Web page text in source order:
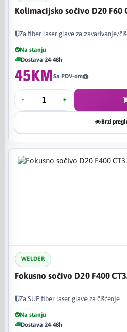
Kolimacijsko sočivo D20 F60
Za fiber laser glave za zavarivanje/
Na stanju
Dostava 24-48h
45KMSa PDV-om
- +
Brzi
WELDER
Fokusno sočivo D20 F400
Za SUP fiber laser glave za čišćenje
Na stanju
Dostava 24-48h